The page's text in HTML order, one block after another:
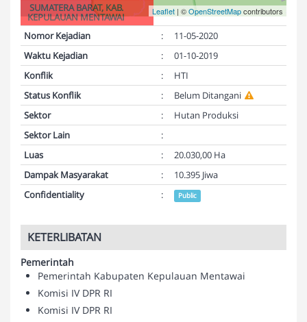
Leaflet | ©OpenStreetMapcontributors
SUMATERA BARAT, KAB.
KEPULAUAN MENTAWAI
Nomor Kejadian
:
11-05-2020
Waktu Kejadian
:
01-10-2019
Konflik
:
HTI
Status Konflik
:
Belum Ditangani
Sektor
:
Hutan Produksi
Sektor Lain
:
Luas
:
20.030,00 Ha
Dampak Masyarakat
:
10.395 Jiwa
Confidentiality
: Public
KETERLIBATAN
Pemerintah
Pemerintah Kabupaten Kepulauan Mentawai
Komisi IV DPR RI
Komisi IV DPR RI